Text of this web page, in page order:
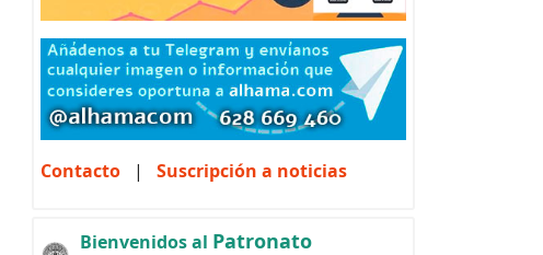
Contacto | Suscripción a noticias
Bienvenidos al Patronato